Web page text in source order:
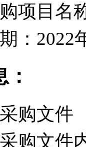
项目名
：2022
购文件
购文件